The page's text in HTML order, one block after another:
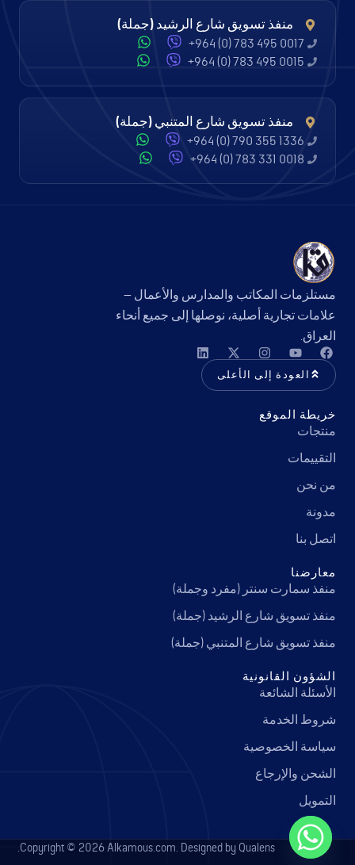
منفذ تسويق شارع الرشيد (جملة)
+964 (0) 783 495 0017
+964 (0) 783 495 0015
منفذ تسويق شارع المتنبي (جملة)
+964 (0) 790 355 1336
+964 (0) 783 331 0018
مستلزمات المكاتب والمدارس والأعمال —
علامات تجارية أصلية، نوصلها إلى جميع أنحاء
العراق.
العودة إلى الأعلى
خريطة الموقع
منتجات
التقييمات
من نحن
مدونة
اتصل بنا
معارضنا
منفذ سمارت سنتر (مفرد وجملة)
منفذ تسويق شارع الرشيد (جملة)
منفذ تسويق شارع المتنبي (جملة)
الشؤون القانونية
الأسئلة الشائعة
شروط الخدمة
سياسة الخصوصية
الشحن والإرجاع
التمويل
Copyright © 2026 Alkamous.com. Designed by Qualens.